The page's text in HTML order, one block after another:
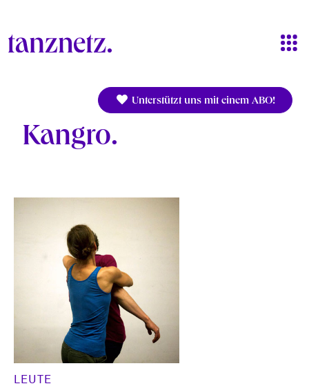
Unterstützt uns mit einem ABO!
Kangro
LEUTE